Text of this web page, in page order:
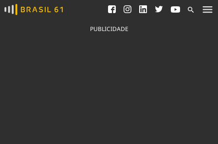
Ver todas as notícias
Saneamento
Indicadores
PUBLICIDADE